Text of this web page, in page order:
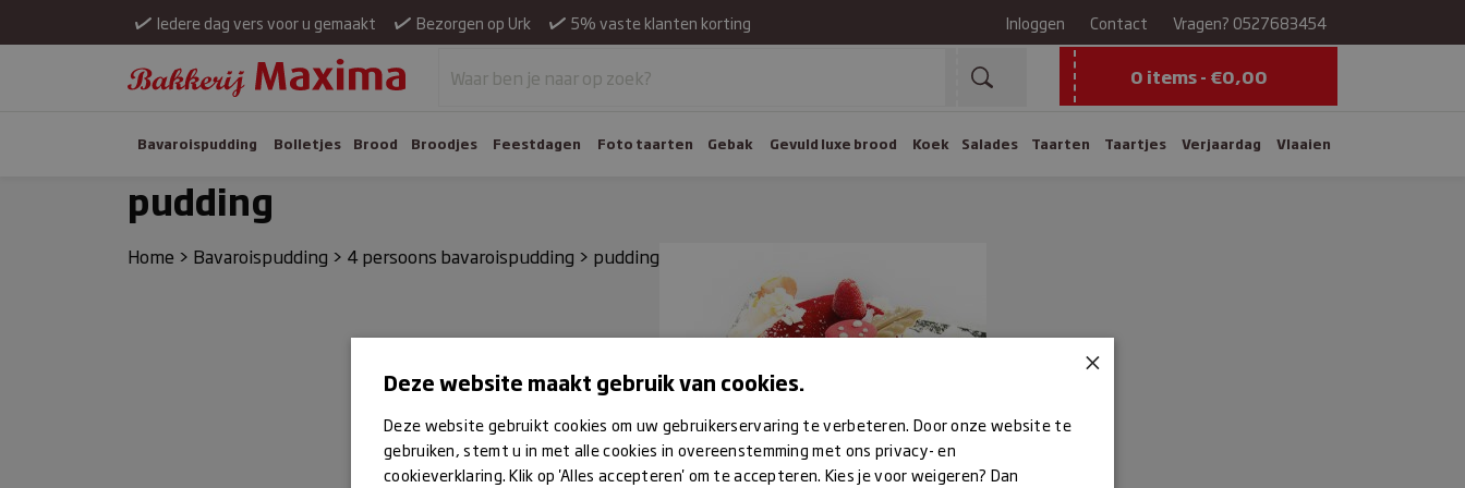
Iedere dag vers voor u gemaakt Bezorgen op Urk 5% vaste klanten korting Inloggen Contact Vragen? 0527683454
0 items - €0,00
Bavaroispudding Bolletjes Brood Broodjes Feestdagen Foto taarten Gebak Gevuld luxe brood Koek Salades Taarten Taartjes Verjaardag Vlaaien
pudding
Home > Bavaroispudding > 4 persoons bavaroispudding > pudding
×
Deze website maakt gebruik van cookies.
Deze website gebruikt cookies om uw gebruikerservaring te verbeteren. Door onze website te
gebruiken, stemt u in met alle cookies in overeenstemming met ons privacy- en
cookieverklaring. Klik op 'Alles accepteren' om te accepteren. Kies je voor weigeren? Dan